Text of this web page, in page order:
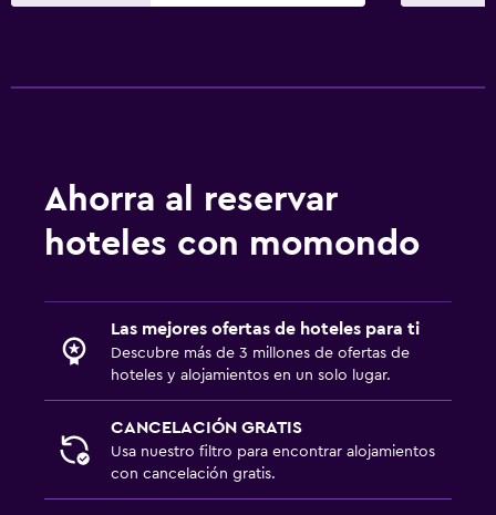
Ahorra al reservar
hoteles con momondo
Las mejores ofertas de hoteles para ti
Descubre más de 3 millones de ofertas de
hoteles y alojamientos en un solo lugar.
CANCELACIÓN GRATIS
Usa nuestro filtro para encontrar alojamientos
con cancelación gratis.